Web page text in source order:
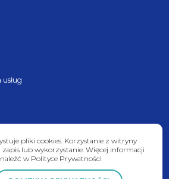
pliki cookies. Korzystanie z witryny
lub wykorzystanie. Więcej informacji
w Polityce Prywatności